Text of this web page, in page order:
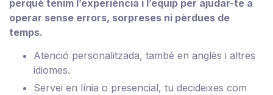
perquè tenim l’experiència i l’equip per ajudar-te a
operar sense errors, sorpreses ni pèrdues de
temps.
Atenció personalitzada, també en anglès i altres
idiomes.
Servei en línia o presencial, tu decideixes com